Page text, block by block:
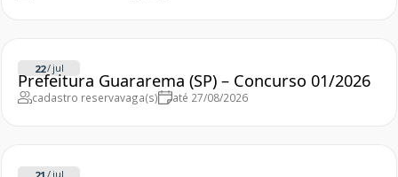
22/ jul
Prefeitura Guararema (SP) – Concurso 01/2026
cadastro reservavaga(s) até 27/08/2026
/ jul